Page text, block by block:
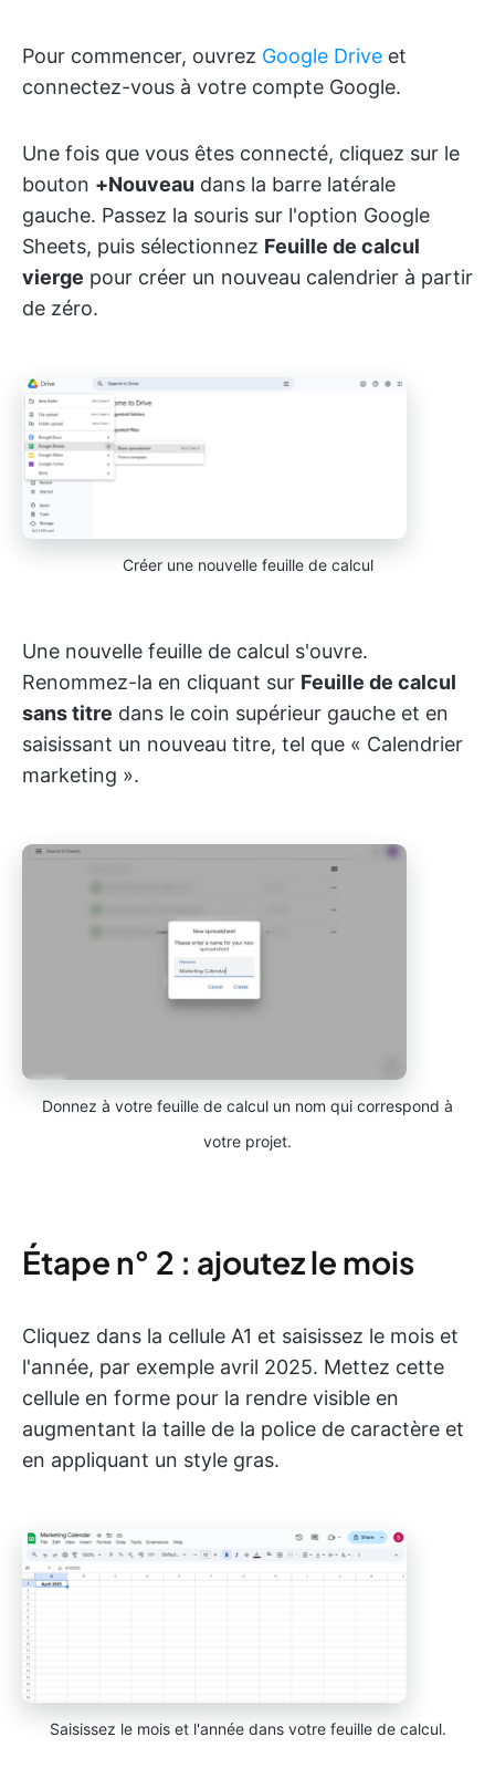
Pour commencer, ouvrez Google Drive et
connectez-vous à votre compte Google.
Une fois que vous êtes connecté, cliquez sur le
bouton +Nouveau dans la barre latérale
gauche. Passez la souris sur l'option Google
Sheets, puis sélectionnez Feuille de calcul
vierge pour créer un nouveau calendrier à partir
de zéro.
Créer une nouvelle feuille de calcul
Une nouvelle feuille de calcul s'ouvre.
Renommez-la en cliquant sur Feuille de calcul
sans titre dans le coin supérieur gauche et en
saisissant un nouveau titre, tel que « Calendrier
marketing ».
Donnez à votre feuille de calcul un nom qui correspond à
votre projet.
Étape n° 2 : ajoutez le mois
Cliquez dans la cellule A1 et saisissez le mois et
l'année, par exemple avril 2025. Mettez cette
cellule en forme pour la rendre visible en
augmentant la taille de la police de caractère et
en appliquant un style gras.
Saisissez le mois et l'année dans votre feuille de calcul.